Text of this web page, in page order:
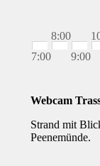
7:00
8:00
9:00
Webcam
Strand mit
Peenemünde.